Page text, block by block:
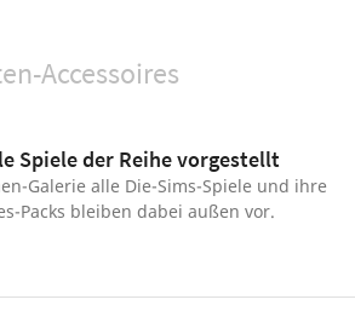
Accessoires
Spiele der Reihe vorgestellt
Galerie alle Die-Sims-Spiele und ihre
Packs bleiben dabei außen vor.